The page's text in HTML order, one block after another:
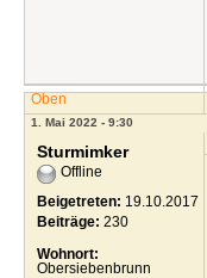
Oben
1. Mai 2022 - 9:30
Sturmimker
Offline
Beigetreten: 19.10.2017
Beiträge: 230
Wohnort:
Obersiebenbrunn